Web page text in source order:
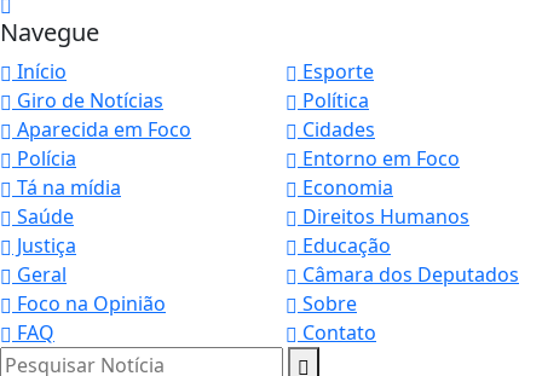
Navegue
Início
Esporte
Giro de Notícias
Política
Aparecida em Foco
Cidades
Polícia
Entorno em Foco
Tá na mídia
Economia
Saúde
Direitos Humanos
Justiça
Educação
Geral
Câmara dos Deputados
Foco na Opinião
Sobre
FAQ
Contato
Pesquisar Notícia